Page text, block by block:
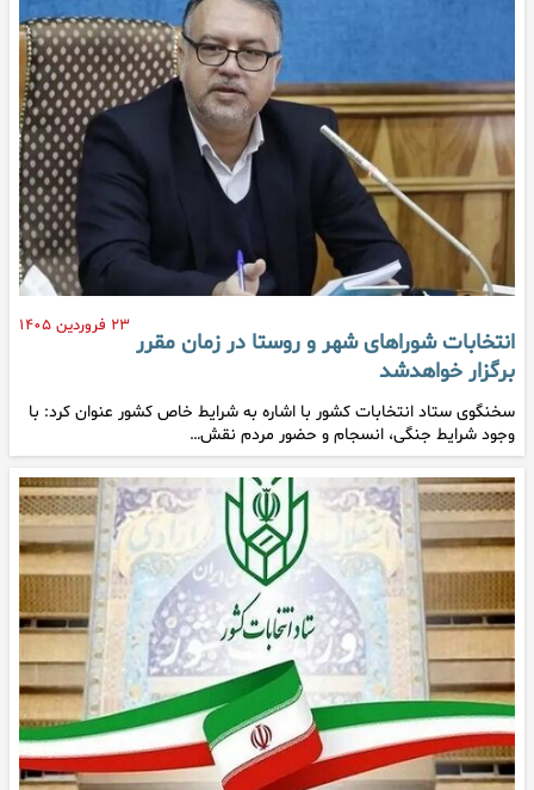
۲۳ فروردین ۱۴۰۵
انتخابات شوراهای شهر و روستا در زمان مقرر
برگزار خواهدشد
سخنگوی ستاد انتخابات کشور با اشاره به شرایط خاص کشور عنوان کرد: با
وجود شرایط جنگی، انسجام و حضور مردم نقش…